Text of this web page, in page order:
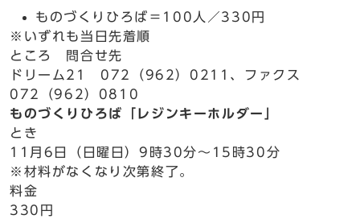
ものづくりひろば＝100人／330円
※いずれも当日先着順
ところ 問合せ先
ドリーム21 072（962）0211、ファクス
072（962）0810
ものづくりひろば「レジンキーホルダー」
とき
11月6日（日曜日）9時30分～15時30分
※材料がなくなり次第終了。
料金
330円